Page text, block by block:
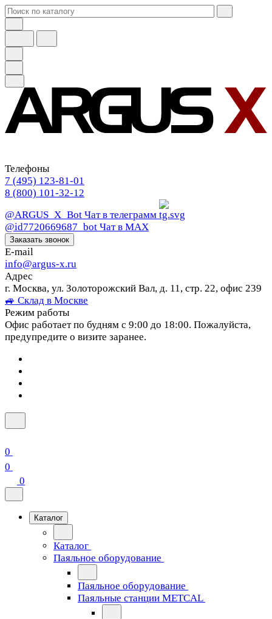
Телефоны
7 (495) 123-81-01
8 (800) 101-32-12
@ARGUS_X_Bot Чат в телеграмм
@id7720669687_bot Чат в МАХ
Заказать звонок
E-mail
info@argus-x.ru
Адрес
г. Москва, ул. Золоторожский Вал, д. 11, стр. 22, офис 239
🚙 Склад в Москве
Режим работы
Офис работает по будням с 9:00 до 18:00. Пожалуйста,
предупредите о визите заранее.
0
0
0
Каталог
Каталог
Паяльное оборудование
Паяльное оборудование
Паяльные станции METCAL